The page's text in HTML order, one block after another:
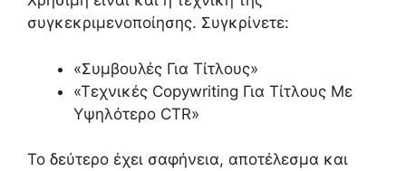
συγκεκριμενοποίησης. Συγκρίνετε:
«Συμβουλές Για Τίτλους»
«Τεχνικές Copywriting Για Τίτλους Με
Υψηλότερο CTR»
Το δεύτερο έχει σαφήνεια, αποτέλεσμα και